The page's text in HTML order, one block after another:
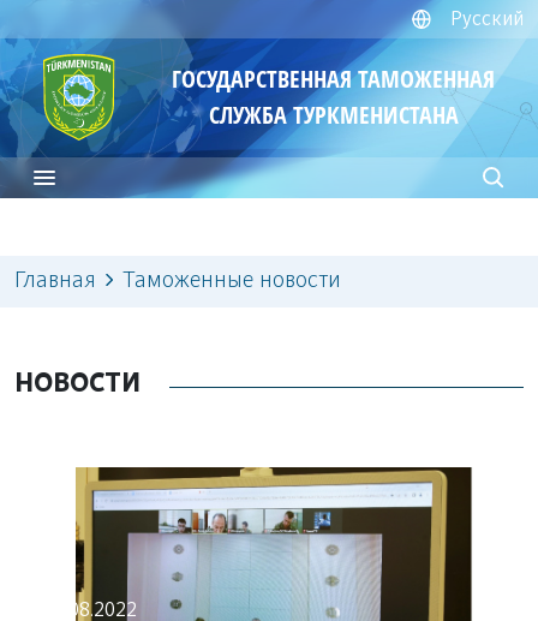
Русский
ГОСУДАРСТВЕННАЯ ТАМОЖЕННАЯ
СЛУЖБА ТУРКМЕНИСТАНА
Главная Таможенные новости
НОВОСТИ
26.08.2022